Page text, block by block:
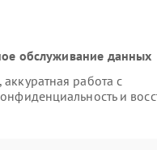
обслуживание данных
работа с
и